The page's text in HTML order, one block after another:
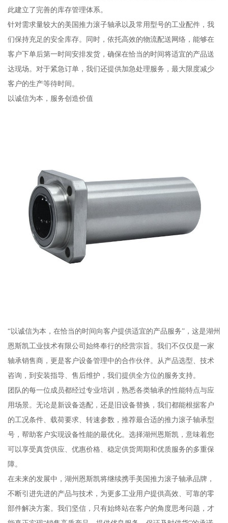
此建立了完善的库存管理体系。
针对需求量较大的美国推力滚子轴承以及常用型号的工业配件，我
们保持充足的安全库存。同时，依托高效的物流配送网络，能够在
客户下单后第一时间安排发货，确保在恰当的时间将适宜的产品送
达现场。对于紧急订单，我们还提供加急处理服务，最大限度减少
客户的生产等待时间。
以诚信为本，服务创造价值
“以诚信为本，在恰当的时间向客户提供适宜的产品服务”，这是湖州
恩斯凯工业技术有限公司始终奉行的经营宗旨。我们不仅仅是一家
轴承销售商，更是客户设备管理中的合作伙伴。从产品选型、技术
咨询，到安装指导、售后维护，我们提供全方位的服务支持。
团队的每一位成员都经过专业培训，熟悉各类轴承的性能特点与应
用场景。无论是新设备选配，还是旧设备替换，我们都能根据客户
的工况条件、载荷要求、转速参数，推荐最合适的推力滚子轴承型
号，帮助客户实现设备性能的最优化。选择湖州恩斯凯，意味着您
可以享受真货供应、优惠价格、稳定供货周期和优质服务的多重保
障。
在未来的发展中，湖州恩斯凯将继续携手美国推力滚子轴承品牌，
不断引进先进的产品与技术，为更多工业用户提供高效、可靠的零
部件解决方案。我们坚信，只有始终站在客户的角度思考问题，才